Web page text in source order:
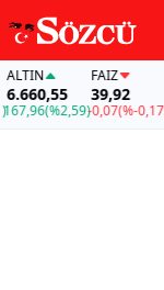
(%2,59)
FAİZ
39,92
-0,07(%-0,17)